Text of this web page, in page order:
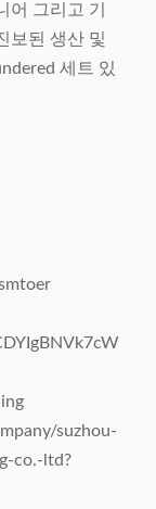
어 그리고 기
보된 생산 및
세트 있
suzhou-
co.-ltd?